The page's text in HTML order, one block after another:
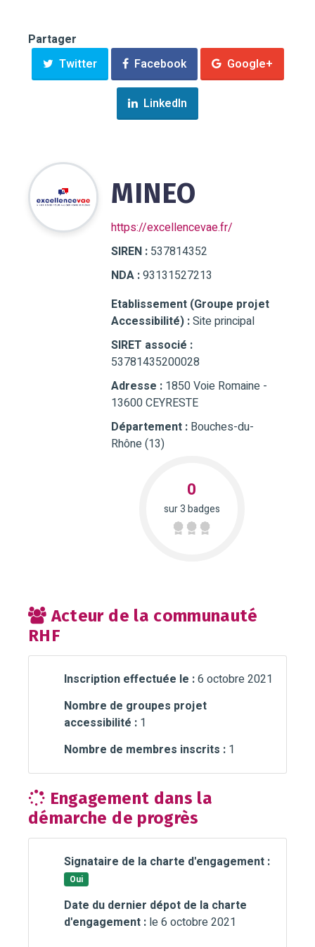
Partager
Twitter
Facebook Google+
LinkedIn
MINEO
https://excellencevae.fr/
SIREN : 537814352
NDA :93131527213
Etablissement (Groupe projet
Accessibilité) :Site principal
SIRET associé :
53781435200028
Adresse : 1850 Voie Romaine -
13600 CEYRESTE
Département : Bouches-du-
Rhône (13)
0
sur 3 badges
Acteur de la communauté
RHF
Inscription effectuée le :6 octobre 2021
Nombre de groupes projet
accessibilité : 1
Nombre de membres inscrits : 1
Engagement dans la
démarche de progrès
Signataire de la charte d'engagement :
Oui
Date du dernier dépot de la charte
d'engagement : le 6 octobre 2021